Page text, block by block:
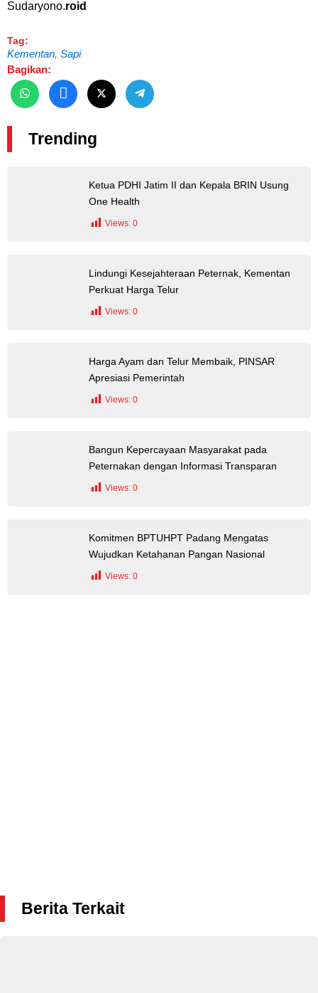
Sudaryono.roid
Tag:
Kementan, Sapi
Bagikan:
Trending
Ketua PDHI Jatim II dan Kepala BRIN Usung
One Health
Views: 0
Lindungi Kesejahteraan Peternak, Kementan
Perkuat Harga Telur
Views: 0
Harga Ayam dan Telur Membaik, PINSAR
Apresiasi Pemerintah
Views: 0
Bangun Kepercayaan Masyarakat pada
Peternakan dengan Informasi Transparan
Views: 0
Komitmen BPTUHPT Padang Mengatas
Wujudkan Ketahanan Pangan Nasional
Views: 0
Berita Terkait